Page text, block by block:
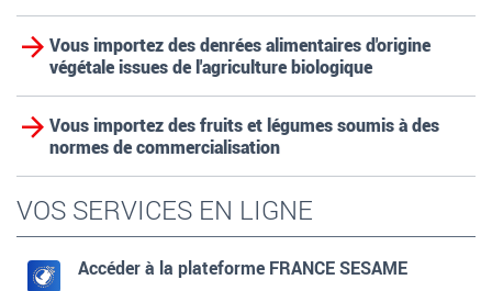
Vous importez des denrées alimentaires d'origine
végétale issues de l'agriculture biologique
Vous importez des fruits et légumes soumis à des
normes de commercialisation
VOS SERVICES EN LIGNE
Accéder à la plateforme FRANCE SESAME